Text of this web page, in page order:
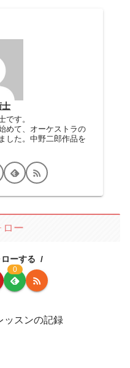
士
です。
めて、オーケストラの
した。中野二郎作品を
ロー
ーする
0
ッスンの記録